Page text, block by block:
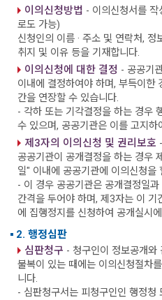
이의신청방법 - 이의신청서를
로도 가능)
신청인의 이름 · 주소 및 연락처, 정
취지 및 이유 등을 기재합니다.
이의신청에 대한 결정 - 공공기
이내에 결정하여야 하며, 부득이한
간을 연장할 수 있습니다.
- 각하 또는 기각결정을 하는 경우
수 있으며, 공공기관은 이를 고지하
제3자의 이의신청 및 권리보호
공공기관이 공개결정을 하는 경우
일" 이내에 공공기관에 이의신청을
- 이 경우 공공기관은 공개결정일
간격을 두어야 하며, 제3자는 이 기
에 집행정지를 신청하여 공개실시
2. 행정심판
심판청구 - 청구인이 정보공개와
불복이 있는 때에는 이의신청절차
니다.
- 심판청구서는 피청구인인 행정청